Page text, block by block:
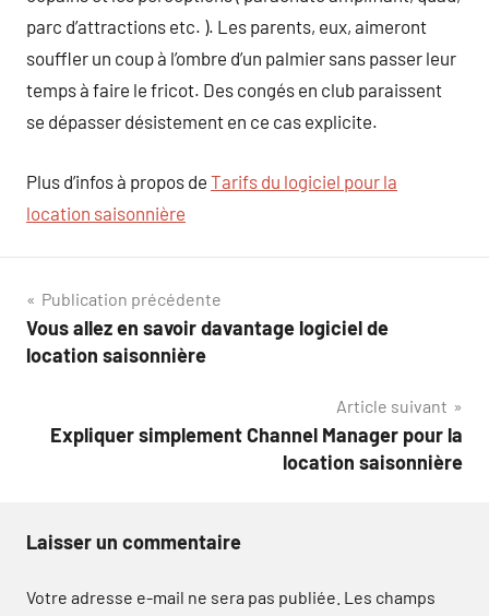
parc d’attractions etc. ). Les parents, eux, aimeront
souffler un coup à l’ombre d’un palmier sans passer leur
temps à faire le fricot. Des congés en club paraissent
se dépasser désistement en ce cas explicite.
Plus d’infos à propos de Tarifs du logiciel pour la
location saisonnière
Navigation
de
Publication précédente
Vous allez en savoir davantage logiciel de
location saisonnière
Article suivant
Expliquer simplement Channel Manager pour la
location saisonnière
Laisser un commentaire
Votre adresse e-mail ne sera pas publiée. Les champs